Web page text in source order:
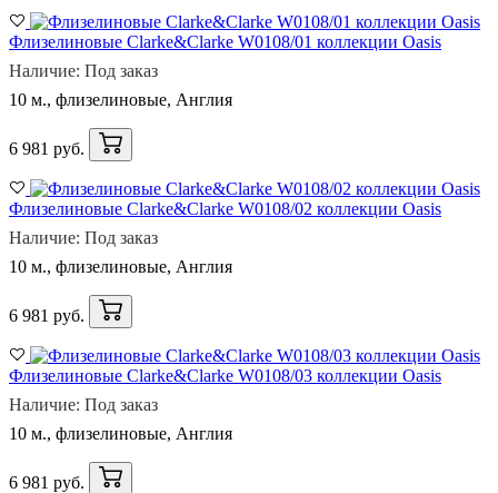
Флизелиновые Clarke&Clarke W0108/01 коллекции Oasis
Наличие: Под заказ
10 м., флизелиновые, Англия
6 981 руб.
Флизелиновые Clarke&Clarke W0108/02 коллекции Oasis
Наличие: Под заказ
10 м., флизелиновые, Англия
6 981 руб.
Флизелиновые Clarke&Clarke W0108/03 коллекции Oasis
Наличие: Под заказ
10 м., флизелиновые, Англия
6 981 руб.